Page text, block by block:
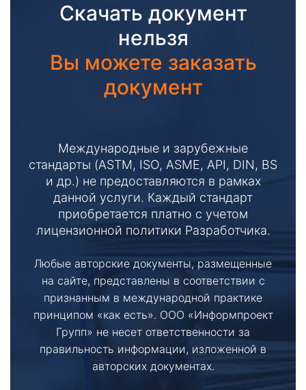
Скачать документ
нельзя
Вы можете заказать
документ
Международные и зарубежные
стандарты (ASTM, ISO, ASME, API, DIN, BS
и др.) не предоставляются в рамках
данной услуги. Каждый стандарт
приобретается платно с учетом
лицензионной политики Разработчика.
Любые авторские документы, размещенные
на сайте, представлены в соответствии с
признанным в международной практике
принципом «как есть». ООО «Информпроект
Групп» не несет ответственности за
правильность информации, изложенной в
авторских документах.